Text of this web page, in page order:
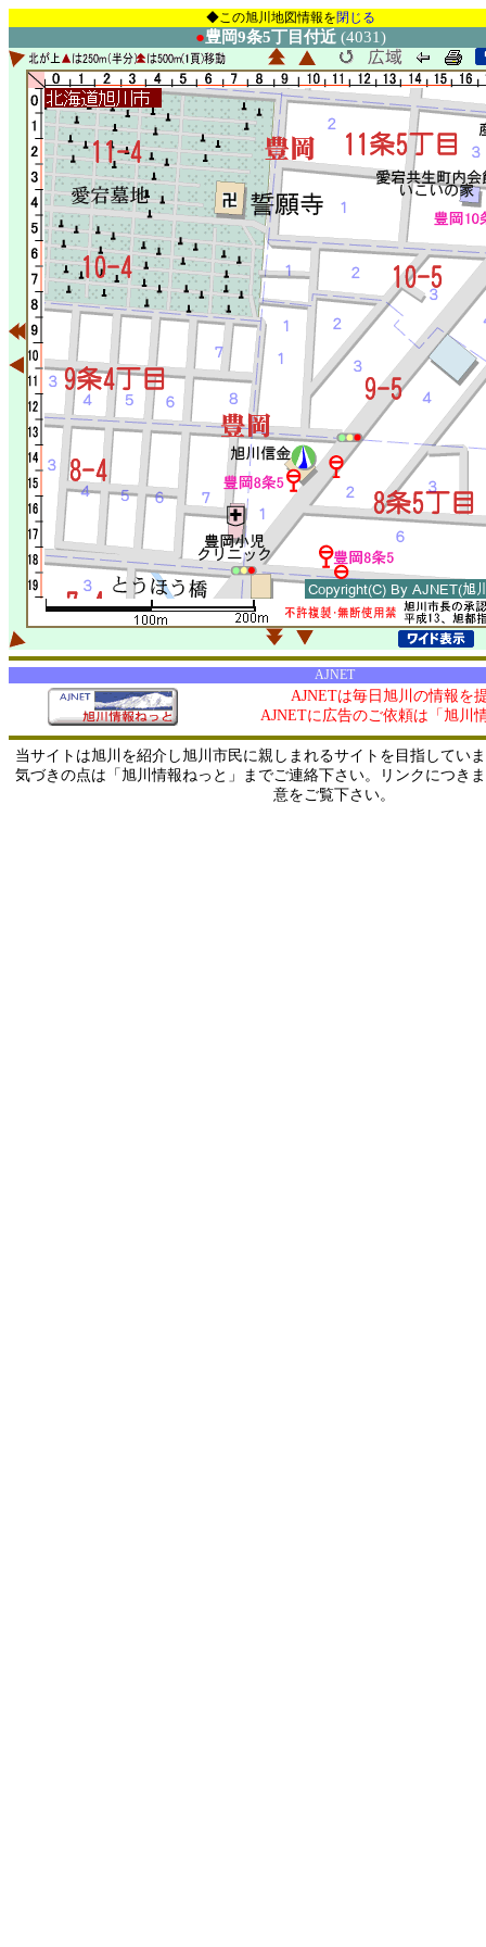
◆この旭川地図情報を閉じる
●豊岡9条5丁目付近 (4031)
AJNET
AJNETは毎日旭川の情報を
AJNETに広告のご依頼は「旭川
当サイトは旭川を紹介し旭川市民に親しまれるサイトを目指してい
気づきの点は「旭川情報ねっと」までご連絡下さい。リンクにつき
意をご覧下さい。